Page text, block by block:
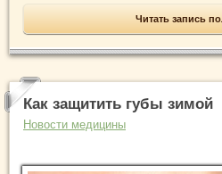
Читать запись
Как защитить губы зимой
Новости медицины